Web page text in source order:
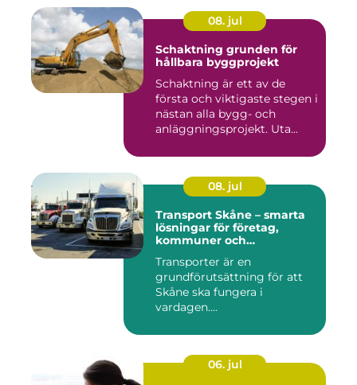
08. jul
Schaktning grunden för
hållbara byggprojekt
Schaktning är ett av de
första och viktigaste stegen i
nästan alla bygg- och
anläggningsprojekt. Uta...
08. jul
Transport Skåne – smarta
lösningar för företag,
kommuner och
Transporter är en
grundförutsättning för att
Skåne ska fungera i
vardagen....
06. jul